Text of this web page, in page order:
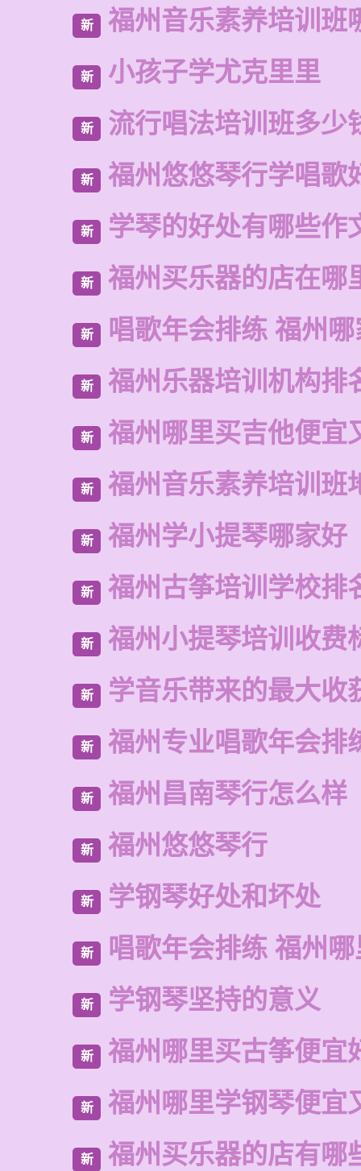
新 福州音乐素养培训班
新 小孩子学尤克里里
新 流行唱法培训班多少
新 福州悠悠琴行学唱歌
新 学琴的好处有哪些作
新 福州买乐器的店在哪
新 唱歌年会排练 福州
新 福州乐器培训机构排
新 福州哪里买吉他便宜
新 福州音乐素养培训班
新 福州学小提琴哪家好
新 福州古筝培训学校排
新 福州小提琴培训收费
新 学音乐带来的最大收
新 福州专业唱歌年会排
新 福州昌南琴行怎么样
新 福州悠悠琴行
新 学钢琴好处和坏处
新 唱歌年会排练 福州
新 学钢琴坚持的意义
新 福州哪里买古筝便宜
新 福州哪里学钢琴便宜
新 福州买乐器的店有哪